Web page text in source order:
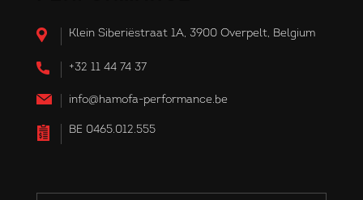
Klein Siberiëstraat 1A, 3900 Overpelt, Belgium
+32 11 44 74 37
info@hamofa-performance.be
BE 0465.012.555